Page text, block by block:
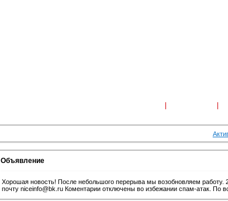
Объявление
Хорошая новость! После небольшого перерыва мы возобновляем
почту niceinfo@bk.ru Коментарии отключены во избежании спам-атак. По